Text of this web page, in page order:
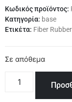
Κωδικός προϊόντος:
Κατηγορία: base
Ετικέτα: Fiber
Σε απόθεμα